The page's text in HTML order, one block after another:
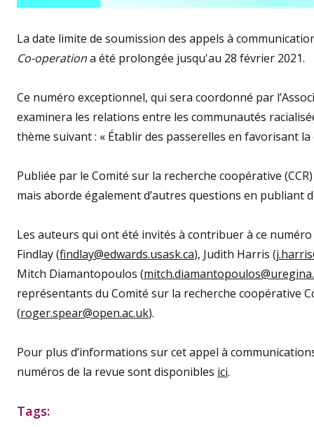
La date limite de soumission des appels à
Co-operationa été prolongée jusqu'au 28 février 2021.
Ce numéro exceptionnel, qui sera coordonné par
examinera les relations entre les communautés
thème suivant : « Établir des passerelles en favorisant
Publiée par le Comité sur la recherche coopérative
mais aborde également d’autres questions en publiant
Les auteurs qui ont été invités à contribuer à ce
Findlay (findlay@edwards.usask.ca), Judith Harris (
Mitch Diamantopoulos (
représentants du Comité sur la recherche coopérative
(roger.spear@open.ac.uk).
Pour plus d’informations sur cet appel à
numéros de la revue sont disponibles ici.
Tags: